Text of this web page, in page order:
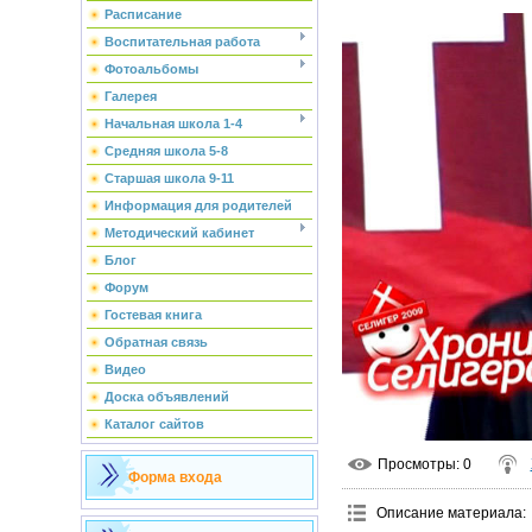
Расписание
Воспитательная работа
Фотоальбомы
Галерея
Начальная школа 1-4
Средняя школа 5-8
Старшая школа 9-11
Информация для родителей
Методический кабинет
Блог
Форум
Гостевая книга
Обратная связь
Видео
Доска объявлений
Каталог сайтов
Форма входа
Просмотры: 0
Описание материала: